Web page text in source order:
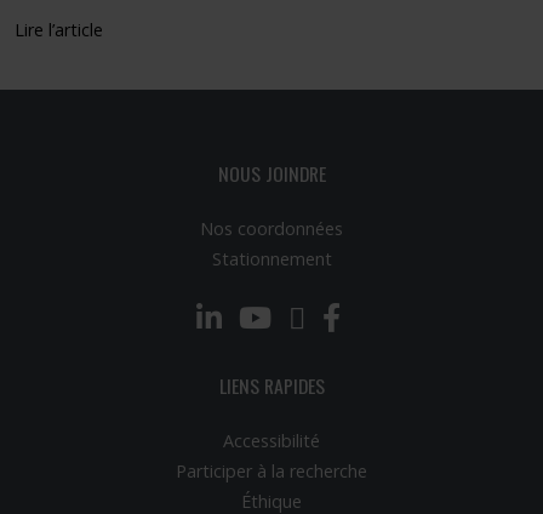
Lire l’article
NOUS JOINDRE
Nos coordonnées
Stationnement
LinkedIn
YouTube
Twitter
LIENS RAPIDES
Accessibilité
Participer à la recherche
Éthique